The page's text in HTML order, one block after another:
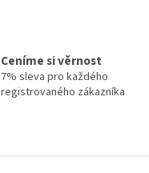
Ceníme si věrnost
7% sleva pro každého
registrovaného zákazníka